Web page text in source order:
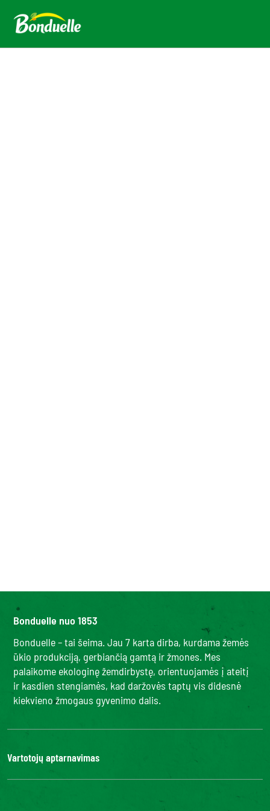
Bonduelle nuo 1853
Bonduelle – tai šeima. Jau 7 karta dirba, kurdama žemės
ūkio produkciją, gerbiančią gamtą ir žmones. Mes
palaikome ekologinę žemdirbystę, orientuojamės į ateitį
ir kasdien stengiamės, kad daržovės taptų vis didesnė
kiekvieno žmogaus gyvenimo dalis.
Vartotojų aptarnavimas
Kontaktai